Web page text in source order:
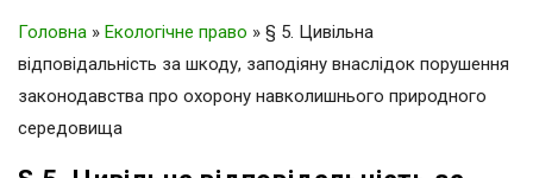
Головна » Екологічне право » § 5. Цивільна
відповідальність за шкоду, заподіяну внаслідок порушення
законодавства про охорону навколишнього природного
середовища